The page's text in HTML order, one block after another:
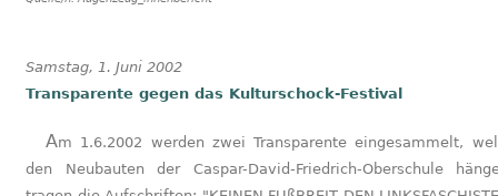
Samstag, 1. Juni 2002
Transparente gegen das Kulturschock-Festival
Am 1.6.2002 werden zwei Transparente eingesammelt, welche an
den Neubauten der Caspar-David-Friedrich-Oberschule